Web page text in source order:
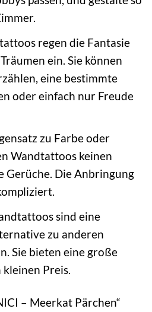
regen die Fantasie
ein. Sie können
eine bestimmte
oder einfach nur Freude
zu Farbe oder
Wandtattoos keinen
Gerüche. Die Anbringung
sind eine
zu anderen
Sie bieten eine große
Preis.
– Meerkat Pärchen“